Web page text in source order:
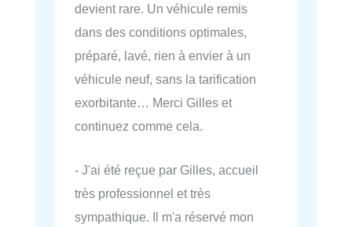
devient rare. Un véhicule remis
dans des conditions optimales,
préparé, lavé, rien à envier à un
véhicule neuf, sans la tarification
exorbitante… Merci Gilles et
continuez comme cela.
- J'ai été reçue par Gilles, accueil
très professionnel et très
sympathique. Il m'a réservé mon